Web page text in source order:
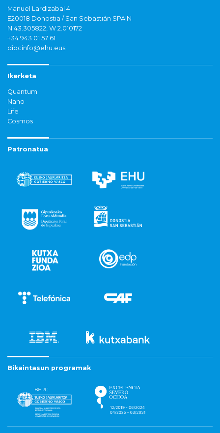
Manuel Lardizabal 4
E20018 Donostia / San Sebastián SPAIN
N 43.305822, W 2.010172
+34 943 01 57 61
dipcinfo@ehu.eus
Ikerketa
Quantum
Nano
Life
Cosmos
Patronatua
Bikaintasun programak